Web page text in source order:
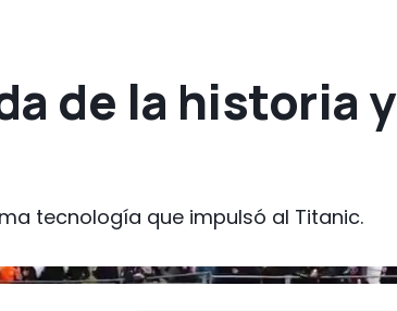
de la historia y
tecnología que impulsó al Titanic.